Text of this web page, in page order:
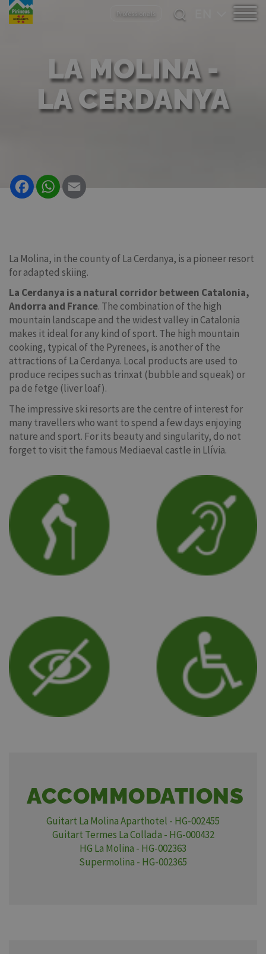
Skip
Professionals
LA MOLINA -
LA CERDANYA
FacebookWhatsApp
La Molina, in the county of La Cerdanya, is a pioneer resort
for adapted skiing.
La Cerdanya is a natural corridor between Catalonia,
Andorra and France. The combination of the high
mountain landscape and the widest valley in Catalonia
makes it ideal for any kind of sport. The high mountain
cooking, typical of the Pyrenees, is another of the
attractions of La Cerdanya. Local products are used to
produce recipes such as trinxat (bubble and squeak) or
pa de fetge (liver loaf).
The impressive ski resorts are the centre of interest for
many travellers who want to spend a few days enjoying
nature and sport. For its beauty and singularity, do not
forget to visit the famous Mediaeval castle in Llívia.
ACCOMMODATIONS
Guitart La Molina Aparthotel - HG-002455
Guitart Termes La Collada - HG-000432
HG La Molina - HG-002363
Supermolina - HG-002365